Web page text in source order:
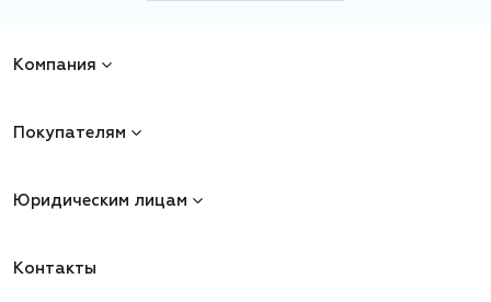
Компания
Покупателям
Юридическим лицам
Контакты